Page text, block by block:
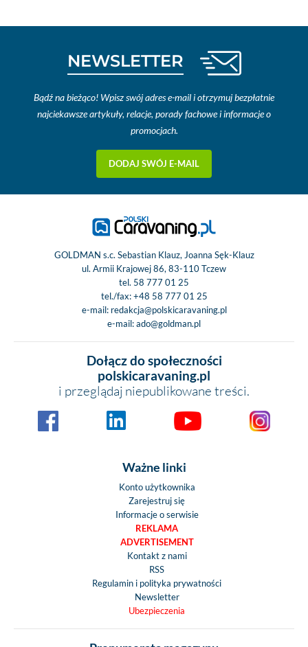
NEWSLETTER
Bądź na bieżąco! Wpisz swój adres e-mail i otrzymuj bezpłatnie
najciekawsze artykuły, relacje, porady fachowe i informacje o
promocjach.
DODAJ SWÓJ E-MAIL
GOLDMAN s.c. Sebastian Klauz, Joanna Sęk-Klauz
ul. Armii Krajowej 86, 83-110 Tczew
tel. 58 777 01 25
tel./fax:+48 58 777 01 25
e-mail: redakcja@polskicaravaning.pl
e-mail:ado@goldman.pl
Dołącz do społeczności
polskicaravaning.pl
i przeglądaj niepublikowane treści.
Ważne linki
Konto użytkownika
Zarejestruj się
Informacje o serwisie
REKLAMA
ADVERTISEMENT
Kontakt z nami
RSS
Regulamin i polityka prywatności
Newsletter
Ubezpieczenia